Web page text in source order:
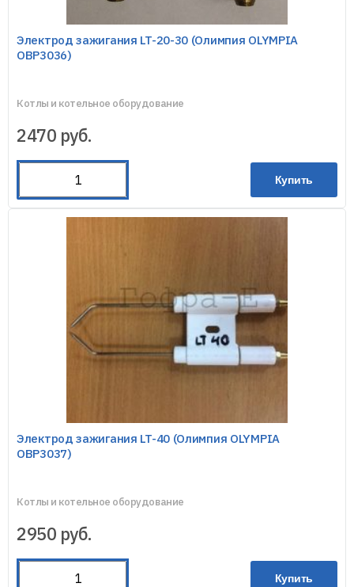
Электрод зажигания LT-20-30 (Олимпия OLYMPIA
OBP3036)
Котлы и котельное оборудование
2470 руб.
Купить
Электрод зажигания LT-40 (Олимпия OLYMPIA
OBP3037)
Котлы и котельное оборудование
2950 руб.
Купить